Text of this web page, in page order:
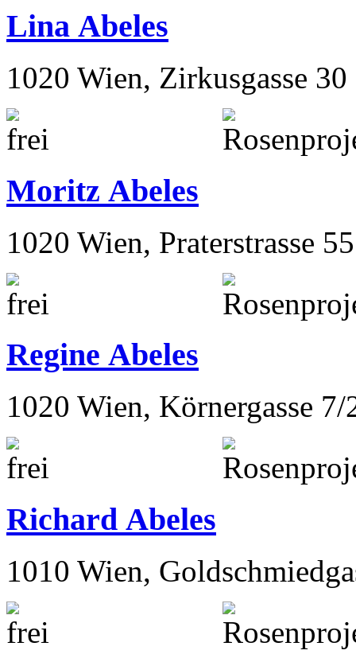
Lina Abeles
1020 Wien, Zirkusgasse 30
Moritz Abeles
1020 Wien, Praterstrasse 55
Regine Abeles
1020 Wien, Körnergasse 7/
Richard Abeles
1010 Wien,